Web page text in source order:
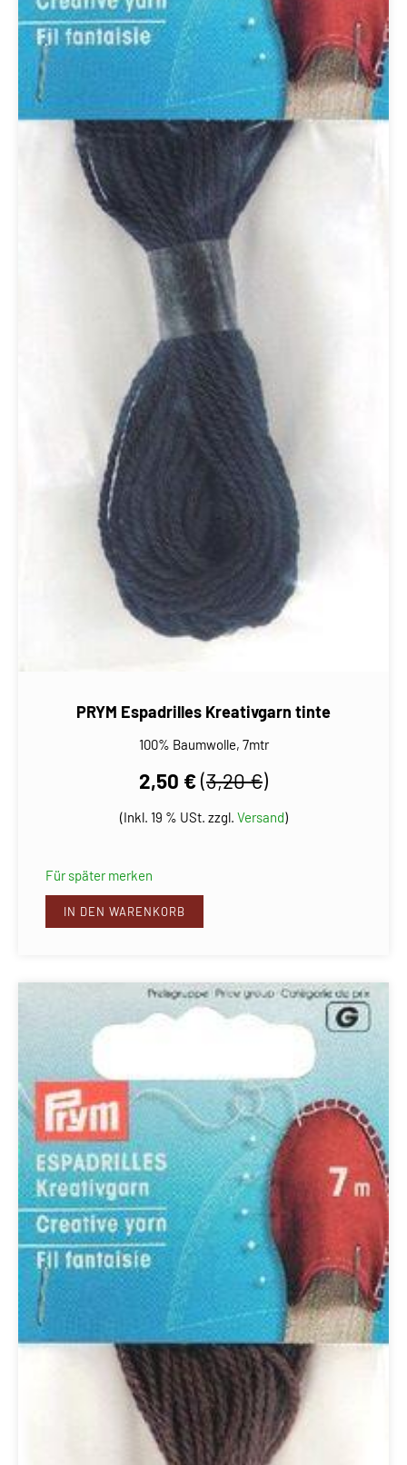
PRYM Espadrilles Kreativgarn tinte
100% Baumwolle, 7mtr
2,50 €(3,20 €)
(Inkl. 19 % USt. zzgl. Versand)
Für später merken
IN DEN WARENKORB